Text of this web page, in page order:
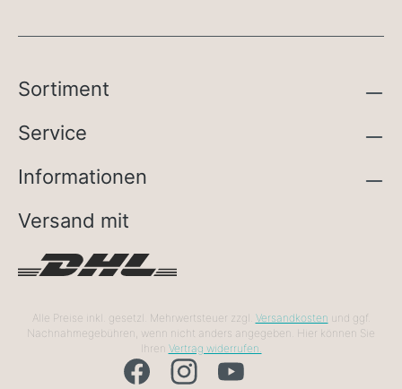
Sortiment
Service
Informationen
Versand mit
Alle Preise inkl. gesetzl. Mehrwertsteuer zzgl. Versandkosten und ggf.
Nachnahmegebühren, wenn nicht anders angegeben. Hier können Sie
Ihren Vertrag widerrufen.